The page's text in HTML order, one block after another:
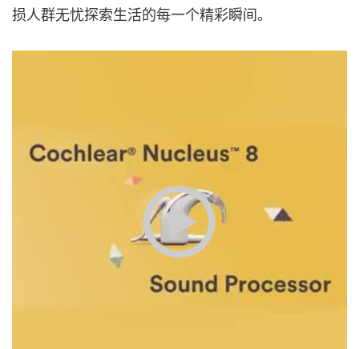
损人群无忧探索生活的每一个精彩瞬间。